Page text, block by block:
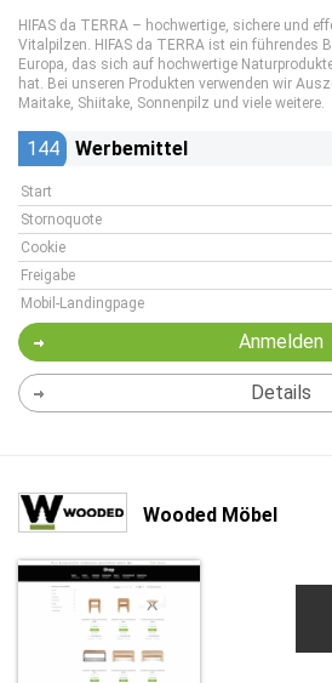
HIFAS da TERRA – hochwertige, sichere und
Vitalpilzen. HIFAS da TERRA ist ein führendes
Europa, das sich auf hochwertige
hat. Bei unseren Produkten verwenden wir
Maitake, Shiitake, Sonnenpilz und viele weitere.
144 Werbemittel
Start
Stornoquote
Cookie
Freigabe
Mobil-Landingpage
Anmelden
Details
Wooded Möbel